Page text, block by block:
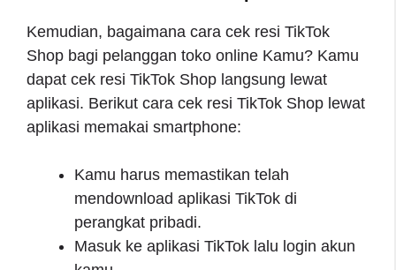
Kemudian, bagaimana cara cek resi TikTok
Shop bagi pelanggan toko online Kamu? Kamu
dapat cek resi TikTok Shop langsung lewat
aplikasi. Berikut cara cek resi TikTok Shop lewat
aplikasi memakai smartphone:
Kamu harus memastikan telah
mendownload aplikasi TikTok di
perangkat pribadi.
Masuk ke aplikasi TikTok lalu login akun